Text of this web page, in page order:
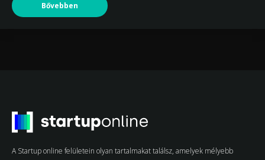
Bővebben
A Startup online felületein olyan tartalmakat találsz, amelyek mélyebb